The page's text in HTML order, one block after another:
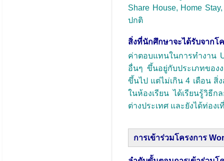
Share House, Home
ปกติ
สิ่งที่นักศึกษาจะได้รับจากโ
ค่าตอบแทนในการทำงาน
อื่นๆ ขึ้นอยู่กับประเภทของ
ขึ้นไป แต่ไม่เกิน 4 เดือน สิ่
ในห้องเรียน ได้เรียนรู้วิธี
ต่างประเทศ และยังได้ท่อง
การเข้าร่วมโครงการ